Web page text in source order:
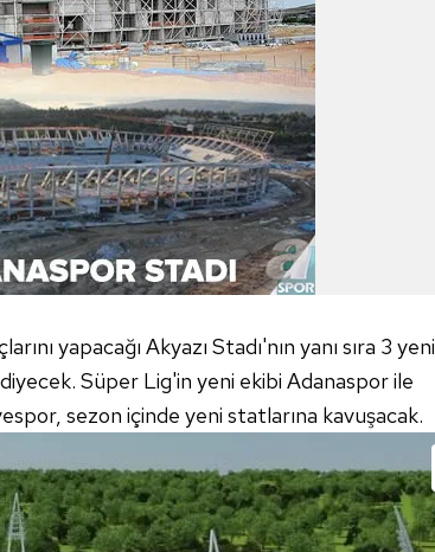
yapacağı Akyazı Stadı'nın yanı sıra 3 yeni
Süper Lig'in yeni ekibi Adanaspor ile
sezon içinde yeni statlarına kavuşacak.